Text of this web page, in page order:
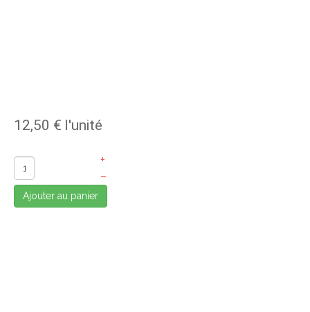
12,50 € l'unité
+
–
Ajouter au panier